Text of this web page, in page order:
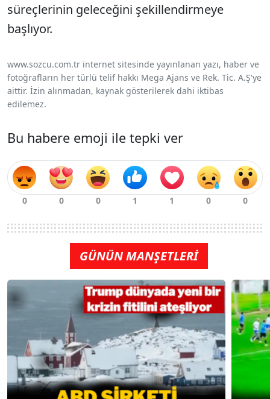
süreçlerinin geleceğini şekillendirmeye
başlıyor.
www.sozcu.com.tr internet sitesinde yayınlanan yazı, haber ve
fotoğrafların her türlü telif hakkı Mega Ajans ve Rek. Tic. A.Ş'ye
aittir. İzin alınmadan, kaynak gösterilerek dahi iktibas
edilemez.
Bu habere emoji ile tepki ver
GÜNÜN MANŞETLERİ